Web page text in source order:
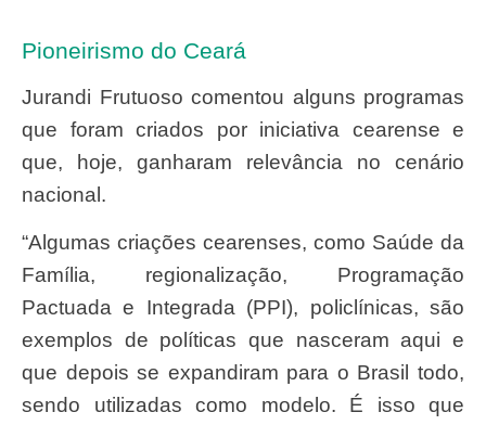
Pioneirismo do Ceará
Jurandi Frutuoso comentou alguns programas
que foram criados por iniciativa cearense e
que, hoje, ganharam relevância no cenário
nacional.
“Algumas criações cearenses, como Saúde da
Família, regionalização, Programação
Pactuada e Integrada (PPI), policlínicas, são
exemplos de políticas que nasceram aqui e
que depois se expandiram para o Brasil todo,
sendo utilizadas como modelo. É isso que